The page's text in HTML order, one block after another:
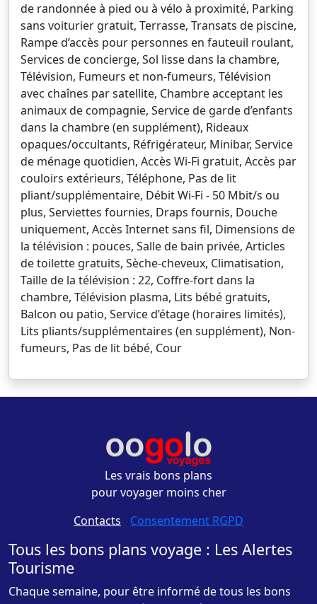
de randonnée à pied ou à vélo à proximité, Parking
sans voiturier gratuit, Terrasse, Transats de piscine,
Rampe d’accès pour personnes en fauteuil roulant,
Services de concierge, Sol lisse dans la chambre,
Télévision, Fumeurs et non-fumeurs, Télévision
avec chaînes par satellite, Chambre acceptant les
animaux de compagnie, Service de garde d’enfants
dans la chambre (en supplément), Rideaux
opaques/occultants, Réfrigérateur, Minibar, Service
de ménage quotidien, Accès Wi-Fi gratuit, Accès par
couloirs extérieurs, Téléphone, Pas de lit
pliant/supplémentaire, Débit Wi-Fi - 50 Mbit/s ou
plus, Serviettes fournies, Draps fournis, Douche
uniquement, Accès Internet sans fil, Dimensions de
la télévision : pouces, Salle de bain privée, Articles
de toilette gratuits, Sèche-cheveux, Climatisation,
Taille de la télévision : 22, Coffre-fort dans la
chambre, Télévision plasma, Lits bébé gratuits,
Balcon ou patio, Service d’étage (horaires limités),
Lits pliants/supplémentaires (en supplément), Non-
fumeurs, Pas de lit bébé, Cour
Les vrais bons plans
pour voyager moins cher
Contacts - Consentement RGPD
Tous les bons plans voyage : Les Alertes
Tourisme
Chaque semaine, pour être informé de tous les bons